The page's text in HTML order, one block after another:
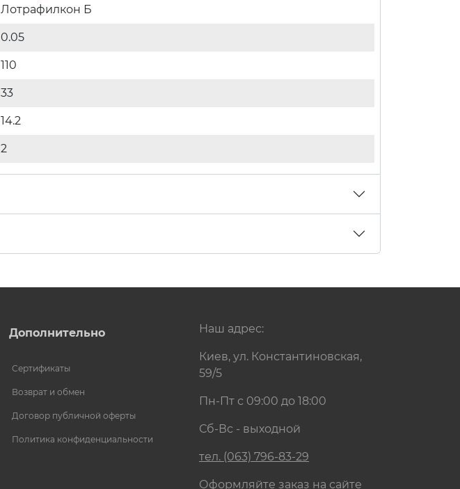
Лотрафилкон Б
0.05
110
33
14.2
2
Дополнительно
Сертификаты
Возврат и обмен
Договор публичной оферты
Политика конфиденциальности
Наш адрес:
Киев, ул. Константиновская,
59/5
Пн-Пт с 09:00 до 18:00
Сб-Вс - выходной
тел. (063) 796-83-29
Оформляйте заказ на сайте